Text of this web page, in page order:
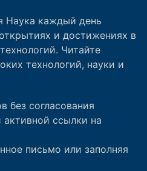
Наука каждый день
и достижениях в
Читайте
технологий, науки и
без согласования
ссылки на
письмо или заполняя